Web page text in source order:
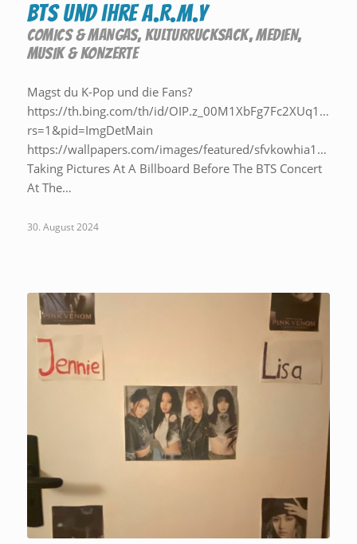
BTS und ihre A.R.M.Y
COMICS & MANGAS, KULTURRUCKSACK,MEDIEN,
MUSIK & KONZERTE
Magst du K-Pop und die Fans?
https://th.bing.com/th/id/
rs=1&pid=ImgDetMain
https://wallpapers.com/images/featured/
Taking Pictures At A Billboard Before The BTS Concert
At The…
30. August 2024